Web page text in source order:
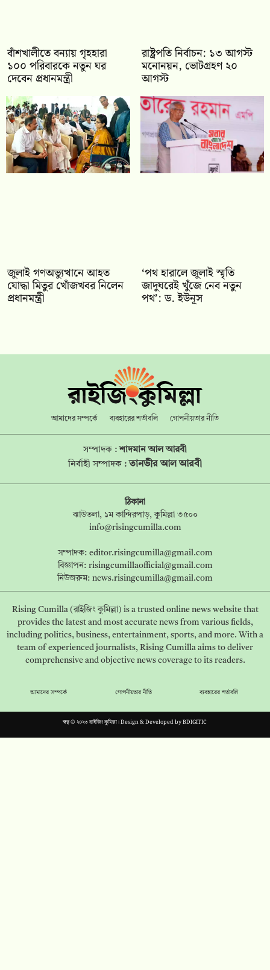
বাঁশখালীতে বন্যায় গৃহহারা
১০০ পরিবারকে নতুন ঘর
দেবেন প্রধানমন্ত্রী
রাষ্ট্রপতি নির্বাচন: ১৩ আগস্ট
মনোনয়ন, ভোটগ্রহণ ২০
আগস্ট
জুলাই গণঅভ্যুত্থানে আহত
যোদ্ধা মিতুর খোঁজখবর নিলেন
প্রধানমন্ত্রী
‘পথ হারালে জুলাই স্মৃতি
জাদুঘরেই খুঁজে নেব নতুন
পথ’: ড. ইউনূস
আমাদের সম্পর্কে ব্যবহারের শর্তাবলি গোপনীয়তার নীতি
সম্পাদক :শাদমান আল আরবী
নির্বাহী সম্পাদক : তানভীর আল আরবী
ঠিকানা
ঝাউতলা, ১ম কান্দিরপাড়, কুমিল্লা ৩৫০০
info@risingcumilla.com
সম্পাদক: editor.risingcumilla@gmail.com
বিজ্ঞাপন: risingcumillaofficial@gmail.com
নিউজরুম: news.risingcumilla@gmail.com
Rising Cumilla (রাইজিং কুমিল্লা) is a trusted online news website that
provides the latest and most accurate news from various fields,
including politics, business, entertainment, sports, and more. With a
team of experienced journalists, Rising Cumilla aims to deliver
comprehensive and objective news coverage to its readers.
আমাদের সম্পর্কে গোপনীয়তার নীতি ব্যবহারের শর্তাবলি
স্বত্ব © ২০২৩ রাইজিং কুমিল্লা। Design & Developed byBDIGITIC